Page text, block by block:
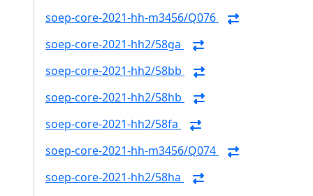
soep-core-2021-hh-m3456/Q076
soep-core-2021-hh2/58ga
soep-core-2021-hh2/58bb
soep-core-2021-hh2/58hb
soep-core-2021-hh2/58fa
soep-core-2021-hh-m3456/Q074
soep-core-2021-hh2/58ha